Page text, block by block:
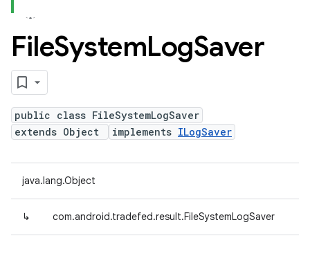
FileSystemLogSaver
public class FileSystemLogSaver
extends Object
implements ILogSaver
java.lang.Object
↳ com.android.tradefed.result.FileSystemLogSaver